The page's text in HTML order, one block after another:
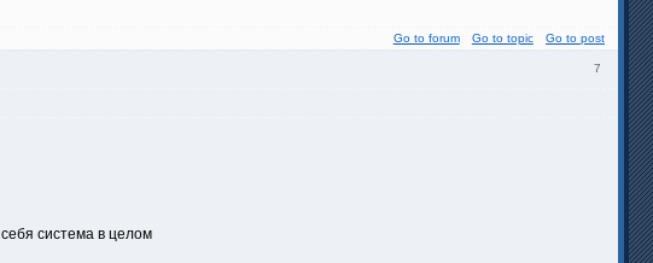
Go to forum Go to topic Go to post
7
система в целом